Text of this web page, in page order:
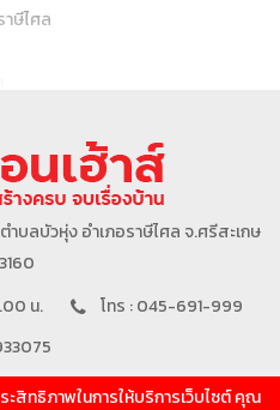
ษีไศล
ำบลบัวหุ่ง อำเภอราษีไศล จ.ศรีสะเกษ
น.
โทร : 045-691-999
ะสิทธิภาพในการให้บริการเว็บไซต์ คุณ